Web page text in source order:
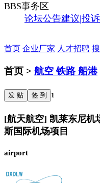
BBS事务区
论坛公告建议|投
首页 企业厂家 人才招聘
首页 > 航空 铁路 船港
发 贴 签 到 1
[航天航空] 凯莱东尼机
斯国际机场项目
airport